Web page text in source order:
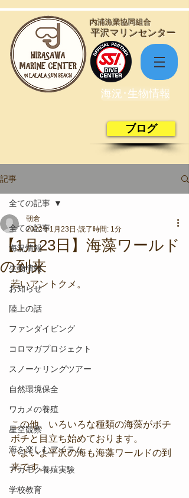
​平沢マリンセンター
​内浦漁業協同組合
海況･生物情報
ブログ
記事
全ての記事
海況情報
生物情報
お知らせ
陸上の話
ファンダイビング
コロマガプロジェクト
スノーケリングツアー
自然環境保全
ワカメの養殖
星空観察
海を楽しむアイテム
アカモク養殖実験
学校教育
全ての記事
【1月23日】海藻ワールド
の到来
朝倉
2022年1月23日 読了時間: 1分
若いアントクメ。
この他、いろいろな種類の海藻がボチ
ボチと目立ち始めております。
いよいよ平沢の海も海藻ワールドの到
来です。